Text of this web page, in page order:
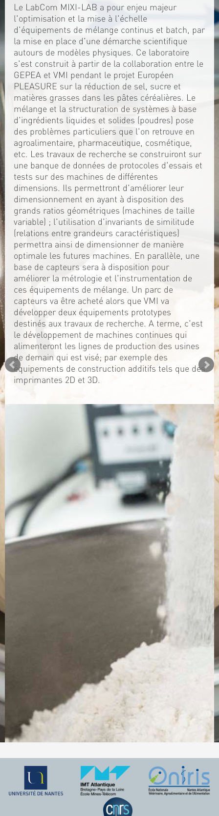
SITE WEB
TÉLÉCHARGEZ LA PLAQUETTE
Contact
Jérémy PRUVOST
Le LabCom MIXI-LAB a pour enjeu majeur
l'optimisation et la mise à l'échelle
d'équipements de mélange continus et batch, par
la mise en place d'une démarche scientifique
autours de modèles physiques. Ce laboratoire
s'est construit à partir de la collaboration entre le
GEPEA et VMI pendant le projet Européen
PLEASURE sur la réduction de sel, sucre et
matières grasses dans les pâtes céréalières. Le
mélange et la structuration de systèmes à base
d'ingrédients liquides et solides (poudres) pose
des problèmes particuliers que l'on retrouve en
agroalimentaire, pharmaceutique, cosmétique,
etc. Les travaux de recherche se construiront sur
une banque de données de protocoles d'essais et
tests sur des machines de différentes
dimensions. Ils permettront d'améliorer leur
dimensionnement en ayant à disposition des
grands ratios géométriques (machines de taille
variable) ; l'utilisation d'invariants de similitude
(relations entre grandeurs caractéristiques)
permettra ainsi de dimensionner de manière
optimale les futures machines. En parallèle, une
base de capteurs sera à disposition pour
améliorer la métrologie et l'instrumentation de
ces équipements de mélange. Un parc de
capteurs va être acheté alors que VMI va
développer deux équipements prototypes
destinés aux travaux de recherche. A terme, c'est
le développement de machines continues qui
alimenteront les lignes de production des usines
de demain qui est visé; par exemple des
équipements de construction additifs tels que des
imprimantes 2D et 3D.